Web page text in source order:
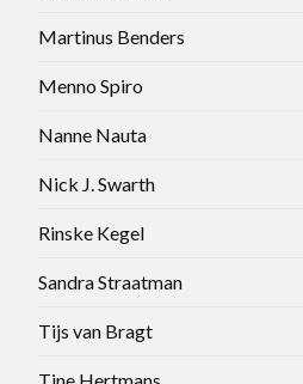
Martinus Benders
Menno Spiro
Nanne Nauta
Nick J. Swarth
Rinske Kegel
Sandra Straatman
Tijs van Bragt